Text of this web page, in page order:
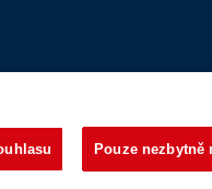
se
Pouze nezbytně